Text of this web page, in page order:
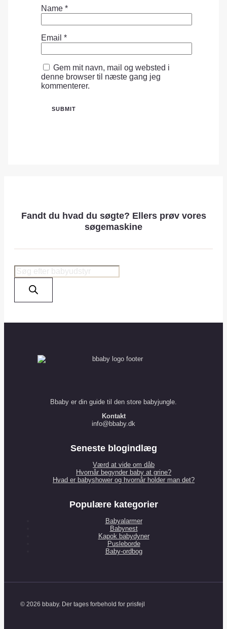
Name *
Email *
Gem mit navn, mail og websted i
denne browser til næste gang jeg
kommenterer.
Fandt du hvad du søgte? Ellers prøv vores
søgemaskine
Products
search
Bbaby er din guide til den store babyjungle.
Kontakt
info@bbaby.dk
Seneste blogindlæg
Værd at vide om dåb
Hvornår begynder baby at grine?
Hvad er babyshower og hvornår holder man det?
Populære kategorier
Babyalarmer
Babynest
Kapok babydyner
Pusleborde
Baby-ordbog
© 2026 bbaby. Der tages forbehold for prisfejl